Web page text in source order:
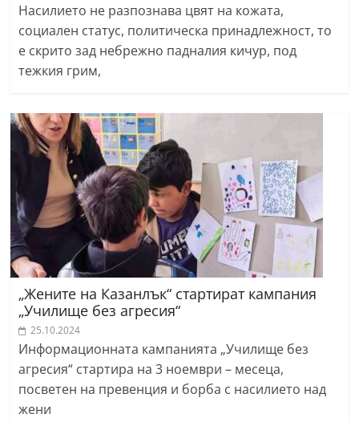
Насилието не разпознава цвят на кожата,
социален статус, политическа принадлежност, то
е скрито зад небрежно падналия кичур, под
тежкия грим,
„Жените на Казанлък“ стартират кампания
„Училище без агресия“
25.10.2024
Информационната кампанията „Училище без
агресия“ стартира на 3 ноември – месеца,
посветен на превенция и борба с насилието над
жени